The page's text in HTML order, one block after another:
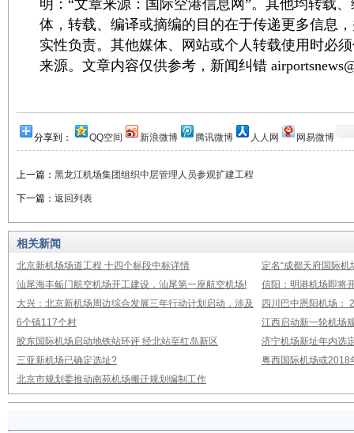
明：“文章来源：国际空港信息网”。其他均转载
体，转载、编译或摘编的目的在于传递更多信息
实性负责。其他媒体、网站或个人转载使用时必
来源。文章内容仅供参考，新闻纠错
分享到： QQ空间 新浪微博 腾讯微博 人人网 网易微博
上一篇： 黑龙江机场集团组织中层管理人员参观扩建工程
下一篇： 返回列表
相关新闻
北京新机场场道工程 十四个标段中标详情
定名“成都天府国际
汕尾海丰鲘门航空机场开工建设，汕尾第一座航空机场!
信阳：明港机场即将
大兴：北京新机场周边综合发展三年行动计划启动，涉及
6个镇117个村
四川巴中恩阳机场：
江西启动新一轮机场
胶东国际机场启动地铁站环评 经北站至红岛新区
济宁机场新址年内选
三亚新机场已确定选址?
粤西国际机场或2018
北京市规划委推动南苑机场搬迁规划编制工作